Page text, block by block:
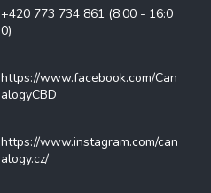
+420 773 734 861 (8:00 - 16:0
0)
https://www.facebook.com/Can
alogyCBD
https://www.instagram.com/can
alogy.cz/